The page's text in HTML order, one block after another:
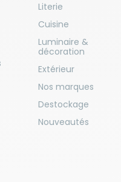
Literie
Cuisine
Luminaire &
décoration
Extérieur
Nos marques
Destockage
Nouveautés